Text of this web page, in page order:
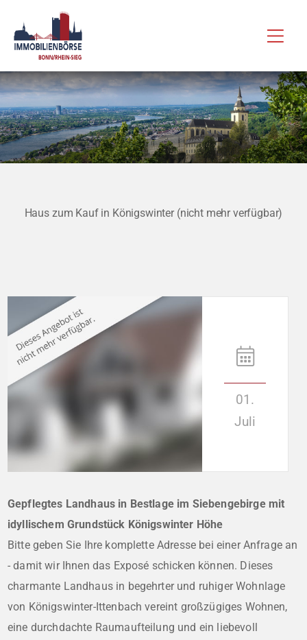
Inhalt
springen
Haus zum Kauf in Königswinter (nicht mehr verfügbar)
01.
Juli
Gepflegtes Landhaus in Bestlage im Siebengebirge mit
idyllischem Grundstück Königswinter Höhe
Bitte geben Sie Ihre komplette Adresse bei einer Anfrage an
- damit wir Ihnen das Exposé schicken können. Dieses
charmante Landhaus in begehrter und ruhiger Wohnlage
von Königswinter-Ittenbach vereint großzügiges Wohnen,
eine durchdachte Raumaufteilung und ein liebevoll